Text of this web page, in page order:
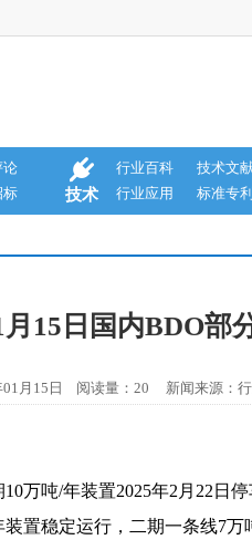
论
标 技术
行业百科
技术文
行业应用
标准专利
15日国内BDO部
01月15日 阅读量：20 新闻来源：
万吨/年装置2025年2月22日停
置稳定运行，二期一条线7万